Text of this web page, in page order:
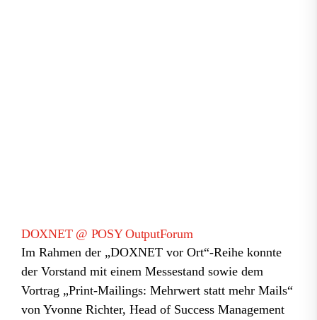
DOXNET @ POSY OutputForum
Im Rahmen der „DOXNET vor Ort“-Reihe konnte
der Vorstand mit einem Messestand sowie dem
Vortrag „Print-Mailings: Mehrwert statt mehr Mails“
von Yvonne Richter, Head of Success Management